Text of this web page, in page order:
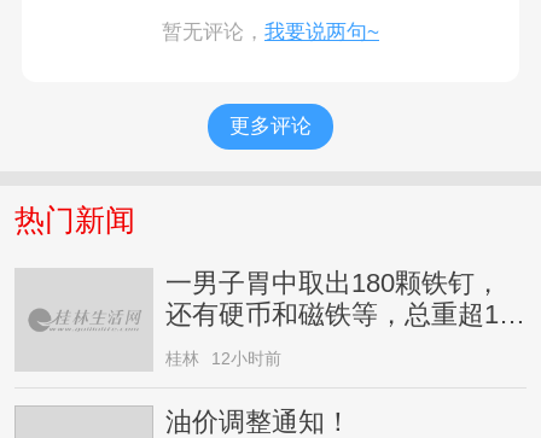
暂无评论， 我要说两句~
更多评论
热门新闻
一男子胃中取出180颗铁钉，
还有硬币和磁铁等，总重超1公
斤，家属回应
桂林 12小时前
油价调整通知！